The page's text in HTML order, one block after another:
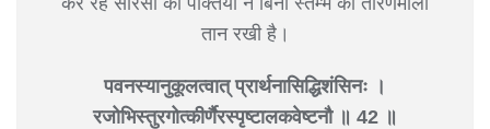
तान रखी है।
पवनस्यानुकूलत्वात् प्रार्थनासिद्धिशंसिनः ।
रजोभिस्तुरगोत्कीर्णैरस्पृष्टालकवेष्टनौ ॥ 42 ॥